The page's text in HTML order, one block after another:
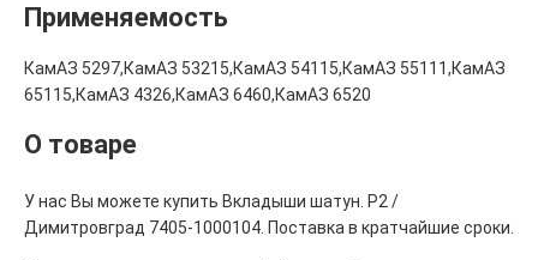
Применяемость
КамАЗ 5297,КамАЗ 53215,КамАЗ 54115,КамАЗ 55111,КамАЗ
65115,КамАЗ 4326,КамАЗ 6460,КамАЗ 6520
О товаре
У нас Вы можете купить Вкладыши шатун. Р2 /
Димитровград 7405-1000104. Поставка в кратчайшие сроки.